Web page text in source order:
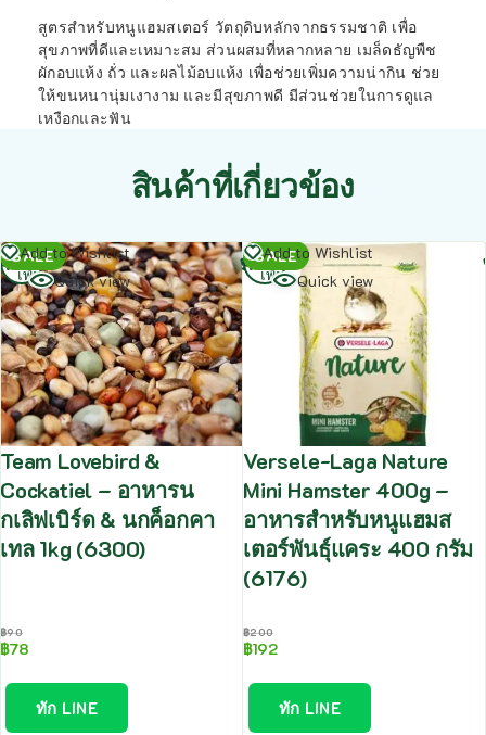
สูตรสำหรับหนูแฮมสเตอร์ วัตถุดิบหลักจากธรรมชาติ เพื่อ
สุขภาพที่ดีและเหมาะสม ส่วนผสมที่หลากหลาย เมล็ดธัญพืช
ผักอบแห้ง ถั่ว และผลไม้อบแห้ง เพื่อช่วยเพิ่มความน่ากิน ช่วย
ให้ขนหนานุ่มเงางาม และมีสุขภาพดี มีส่วนช่วยในการดูแล
เหงือกและฟัน
สินค้าที่เกี่ยวข้อง
SALE
Add to Wishlist
Quick view
Team Lovebird &
Cockatiel – อาหารน
กเลิฟเบิร์ด & นกค็อกคา
เทล 1kg (6300)
฿90
฿78
ทัก LINE
อ่าน
เพิ่ม
SALE
Add to Wishlist
Quick view
Versele-Laga Nature
Mini Hamster 400g –
อาหารสำหรับหนูแฮมส
เตอร์พันธุ์แคระ 400 กรัม
(6176)
฿200
฿192
ทัก LINE
อ่าน
เพิ่ม